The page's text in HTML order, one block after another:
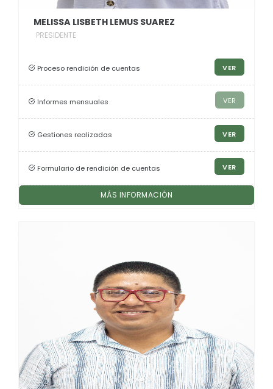
MELISSA LISBETH LEMUS SUAREZ
PRESIDENTE
Proceso rendición de cuentas VER
Informes mensuales VER
Gestiones realizadas VER
Formulario de rendición de cuentas VER
MÁS INFORMACIÓN